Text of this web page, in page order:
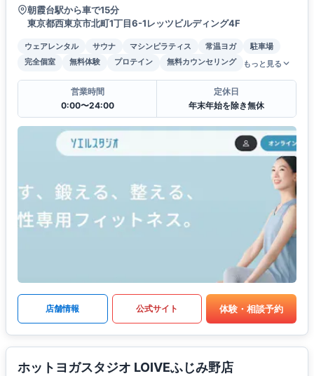
朝霞台駅から車で15分
東京都西東京市北町1丁目6-1レッツビルディング4F
ウェアレンタル サウナ マシンピラティス 常温ヨガ
駐車場
完全個室
無料体験 プロテイン 無料カウンセリング もっと見る
営業時間
0:00〜24:00
定休日
年末年始を除き無休
店舗情報 公式サイト 体験・相談予約
ホットヨガスタジオ LOIVEふじみ野店